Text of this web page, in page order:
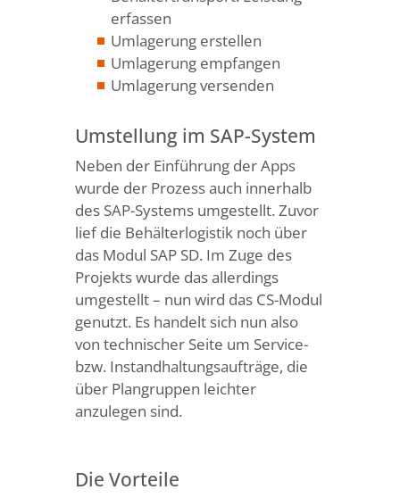
erfassen
Umlagerung erstellen
Umlagerung empfangen
Umlagerung versenden
Umstellung im SAP-System
Neben der Einführung der Apps
wurde der Prozess auch innerhalb
des SAP-Systems umgestellt. Zuvor
lief die Behälterlogistik noch über
das Modul SAP SD. Im Zuge des
Projekts wurde das allerdings
umgestellt – nun wird das CS-Modul
genutzt. Es handelt sich nun also
von technischer Seite um Service-
bzw. Instandhaltungsaufträge, die
über Plangruppen leichter
anzulegen sind.
Die Vorteile